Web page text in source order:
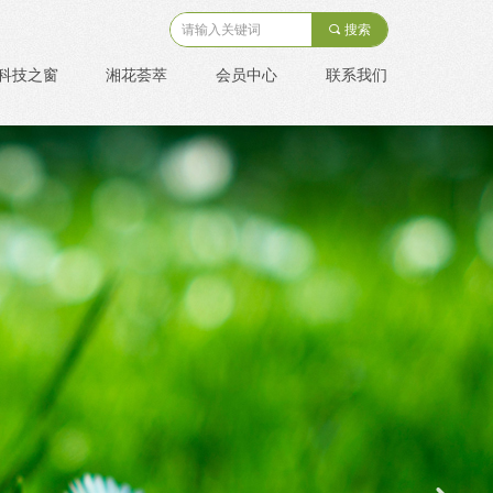
끠 搜索
技之窗 湘花荟萃 会员中心 联系我们